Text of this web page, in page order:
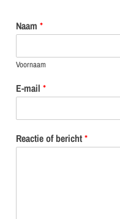
Naam *
Voornaam
E-mail *
Reactie of bericht*